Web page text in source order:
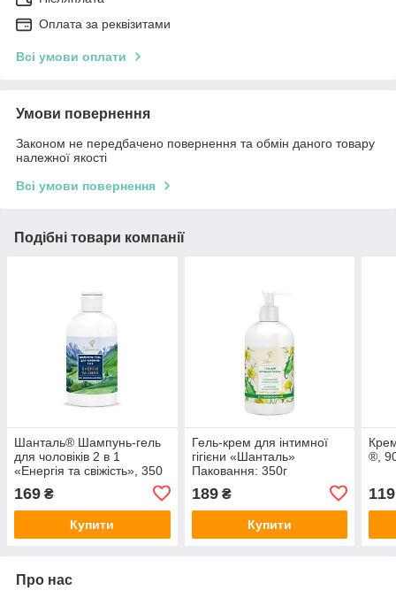
Оплата за реквізитами
Всі умови оплати
Умови повернення
Законом не передбачено повернення та обмін даного товару
належної якості
Всі умови повернення
Подібні товари компанії
Шанталь® Шампунь-гель
для чоловіків 2 в 1
«Енергія та свіжість», 350
169 ₴
Купити
Гель-крем для інтимної
гігієни «Шанталь»
Паковання: 350г
189₴
Купити
®,
119
Про нас